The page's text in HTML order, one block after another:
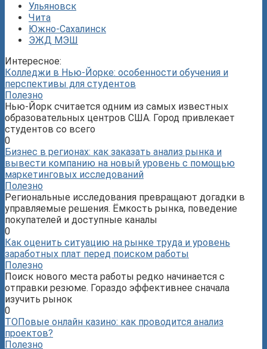
Ульяновск
Чита
Южно-Сахалинск
ЭЖД МЭШ
Интересное:
Колледжи в Нью-Йорке: особенности обучения и
перспективы для студентов
Полезно
Нью-Йорк считается одним из самых известных
образовательных центров США. Город привлекает
студентов со всего
0
Бизнес в регионах: как заказать анализ рынка и
вывести компанию на новый уровень с помощью
маркетинговых исследований
Полезно
Региональные исследования превращают догадки в
управляемые решения. Ёмкость рынка, поведение
покупателей и доступные каналы
0
Как оценить ситуацию на рынке труда и уровень
заработных плат перед поиском работы
Полезно
Поиск нового места работы редко начинается с
отправки резюме. Гораздо эффективнее сначала
изучить рынок
0
ТОПовые онлайн казино: как проводится анализ
проектов?
Полезно